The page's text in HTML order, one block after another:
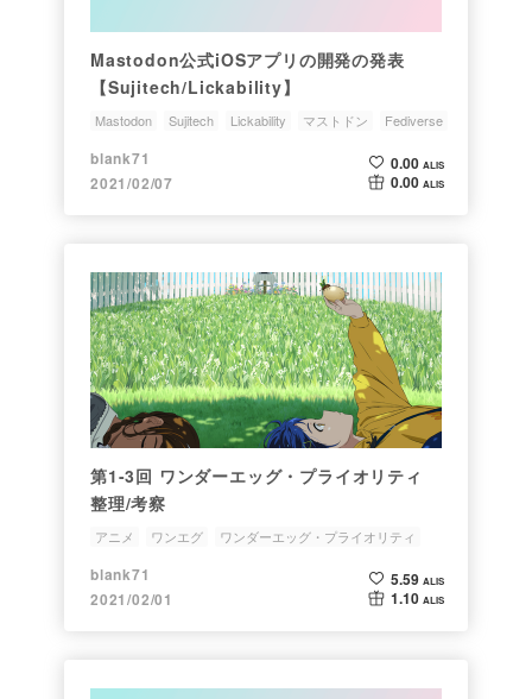
Mastodon公式iOSアプリの開発の発表
【Sujitech/Lickability】
Mastodon Sujitech Lickability マストドン Fediverse
blank71
2021/02/07
0.00 ALIS
0.00 ALIS
第1-3回 ワンダーエッグ・プライオリティ
整理/考察
アニメ ワンエグ ワンダーエッグ・プライオリティ
blank71
2021/02/01
5.59 ALIS
1.10 ALIS